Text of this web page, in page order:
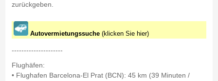
zurückgeben.
Autovermietungssuche(klicken Sie hier)
---------------------
Flughäfen:
• Flughafen Barcelona-El Prat (BCN): 45 km (39 Minuten /